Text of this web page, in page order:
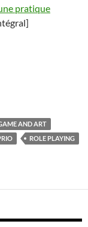
pratique
AND ART
ROLE PLAYING